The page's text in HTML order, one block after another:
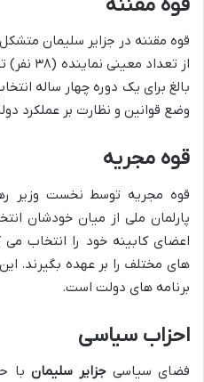
قوه مقننه در جزایر سلیمان
از
بالغ برای یک دوره چهار ساله
وضع قوانین و نظارت بر عملکرد
قوه مجریه
قوه مجریه توسط نخست وزیر
پارلمان ملی از میان خودشان
اعضای کابینه خود را انتخاب می
های مختلف را بر عهده بگیرند.
برنامه های دولت است.
احزاب سیاسی
فضای سیاسیجزایر سلیمان با